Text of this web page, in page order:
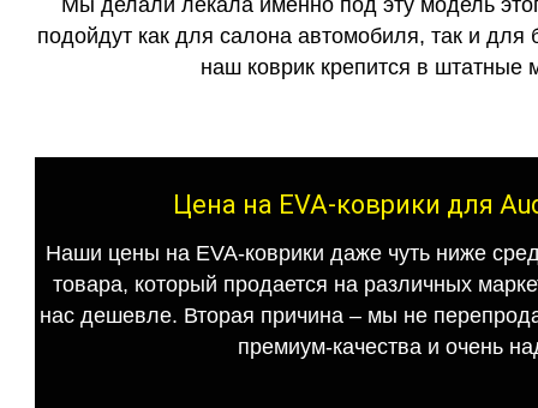
Мы делали лекала именно под эту модель
подойдут как для салона автомобиля, так и для
наш коврик крепится в штатные
Цена на EVA-коврики для
Наши цены на EVA-коврики даже чуть ниже
товара, который продается на различных
нас дешевле. Вторая причина – мы не
премиум-качества и очень